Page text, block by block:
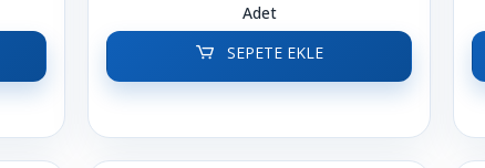
Adet
SEPETE EKLE